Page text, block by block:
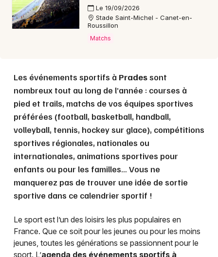
Le 19/09/2026
Stade Saint-Michel - Canet-en-
Roussillon
Matchs
Les événements sportifs à Pradessont
nombreux tout au long de l’année : courses à
pied et trails, matchs de vos équipes sportives
préférées (football, basketball, handball,
volleyball, tennis, hockey sur glace), compétitions
sportives régionales, nationales ou
internationales, animations sportives pour
enfants ou pour les familles… Vous ne
manquerez pas de trouver une idée de sortie
sportive dans ce calendrier sportif !
Le sport est l’un des loisirs les plus populaires en
France. Que ce soit pour les jeunes ou pour les moins
jeunes, toutes les générations se passionnent pour le
sport. L’agenda des événements sportifs à